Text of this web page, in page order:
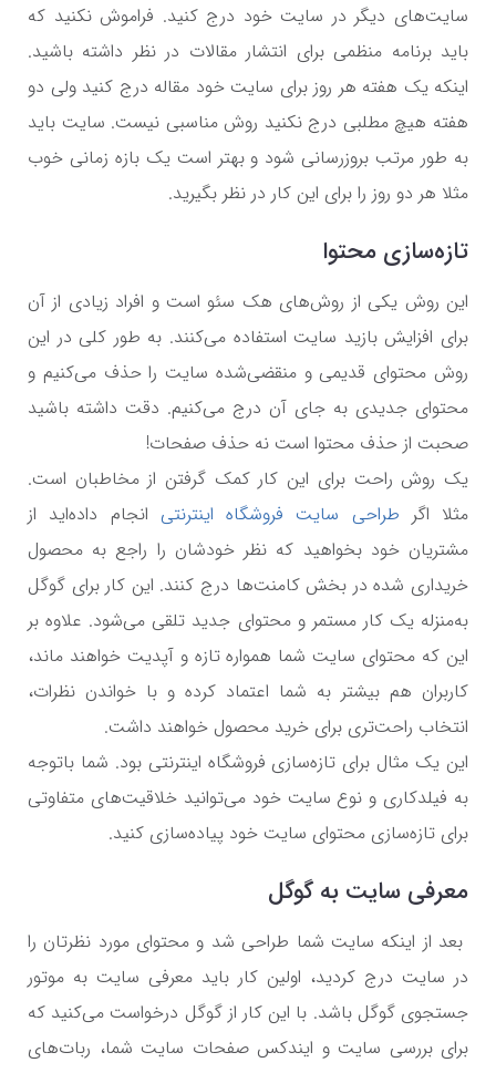
سایت‌های دیگر در سایت خود درج کنید. فراموش نکنید که
باید برنامه منظمی برای انتشار مقالات در نظر داشته باشید.
اینکه یک هفته هر روز برای سایت خود مقاله درج کنید ولی دو
هفته هیچ مطلبی درج نکنید روش مناسبی نیست. سایت باید
به طور مرتب بروزرسانی شود و بهتر است یک بازه زمانی خوب
مثلا هر دو روز را برای این کار در نظر بگیرید.
تازه‌سازی محتوا
این روش یکی از روش‌های هک سئو است و افراد زیادی از آن
برای افزایش بازید سایت استفاده می‌کنند. به طور کلی در این
روش محتوای قدیمی و منقضی‌شده سایت را حذف می‌کنیم و
محتوای جدیدی به جای آن درج می‌کنیم. دقت داشته باشید
صحبت از حذف محتوا است نه حذف صفحات!
یک روش راحت برای این کار کمک گرفتن از مخاطبان است.
مثلا اگر طراحی سایت فروشگاه اینترنتی انجام داده‌اید از
مشتریان خود بخواهید که نظر خودشان را راجع به محصول
خریداری شده در بخش کامنت‌ها درج کنند. این کار برای گوگل
به‌منزله یک کار مستمر و محتوای جدید تلقی می‌شود. علاوه بر
این که محتوای سایت شما همواره تازه و آپدیت خواهند ماند،
کاربران هم بیشتر به شما اعتماد کرده و با خواندن نظرات،
انتخاب راحت‌تری برای خرید محصول خواهند داشت.
این یک مثال برای تازه‌سازی فروشگاه اینترنتی بود. شما باتوجه
به فیلدکاری و نوع سایت خود می‌توانید خلاقیت‌های متفاوتی
برای تازه‌سازی محتوای سایت خود پیاده‌سازی کنید.
معرفی سایت به گوگل
بعد از اینکه سایت شما طراحی شد و محتوای مورد نظرتان را
در سایت درج کردید، اولین کار باید معرفی سایت به موتور
جستجوی گوگل باشد. با این کار از گوگل درخواست می‌کنید که
برای بررسی سایت و ایندکس صفحات سایت شما، ربات‌های